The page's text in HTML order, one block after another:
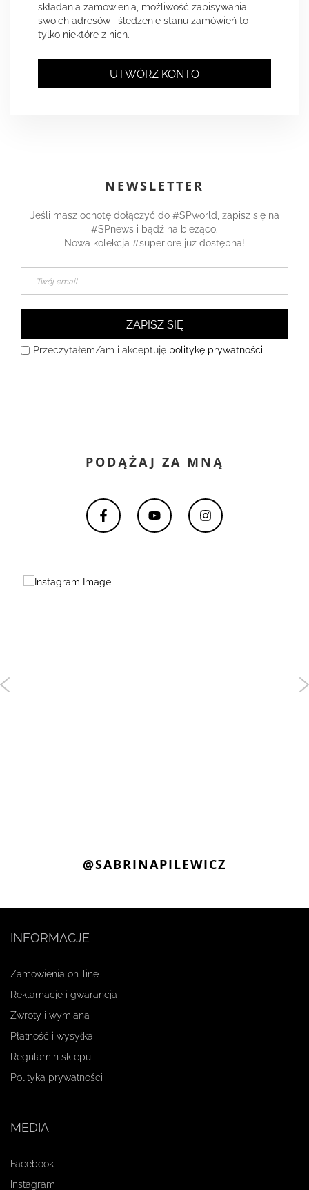
składania zamówienia, możliwość zapisywania
swoich adresów i śledzenie stanu zamówień to
tylko niektóre z nich.
UTWÓRZ KONTO
NEWSLETTER
Jeśli masz ochotę dołączyć do #SPworld, zapisz się na
#SPnews i bądź na bieżąco.
Nowa kolekcja #superiore już dostępna!
ZAPISZ SIĘ
Przeczytałem/am i akceptuję politykę prywatności
PODĄŻAJ ZA MNĄ
@SABRINAPILEWICZ
INFORMACJE
Zamówienia on-line
Reklamacje i gwarancja
Zwroty i wymiana
Płatność i wysyłka
Regulamin sklepu
Polityka prywatności
MEDIA
Facebook
Instagram